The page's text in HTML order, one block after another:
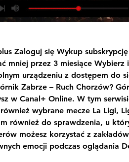
Zaloguj się Wykup
mniej przez 3 miesiące Wybierz
urządzeniu z dostępem do
Zabrze – Ruch Chorzów?
w Canal+ Online. W tym
wybrane mecze La Ligi,
również do sprawdzenia, u
możesz korzystać z
emocji podczas oglądania